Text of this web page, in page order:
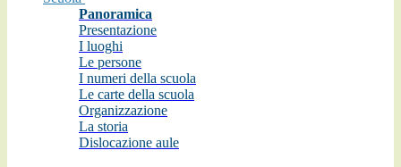
Panoramica
Presentazione
I luoghi
Le persone
I numeri della scuola
Le carte della scuola
Organizzazione
La storia
Dislocazione aule